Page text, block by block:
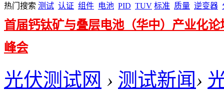
热门搜索 测试 认证 组件 电池 PID TUV 标准 质量 逆变器
首届钙钛矿与叠层电池（华中）产业化论
峰会
光伏测试网 › 测试新闻›